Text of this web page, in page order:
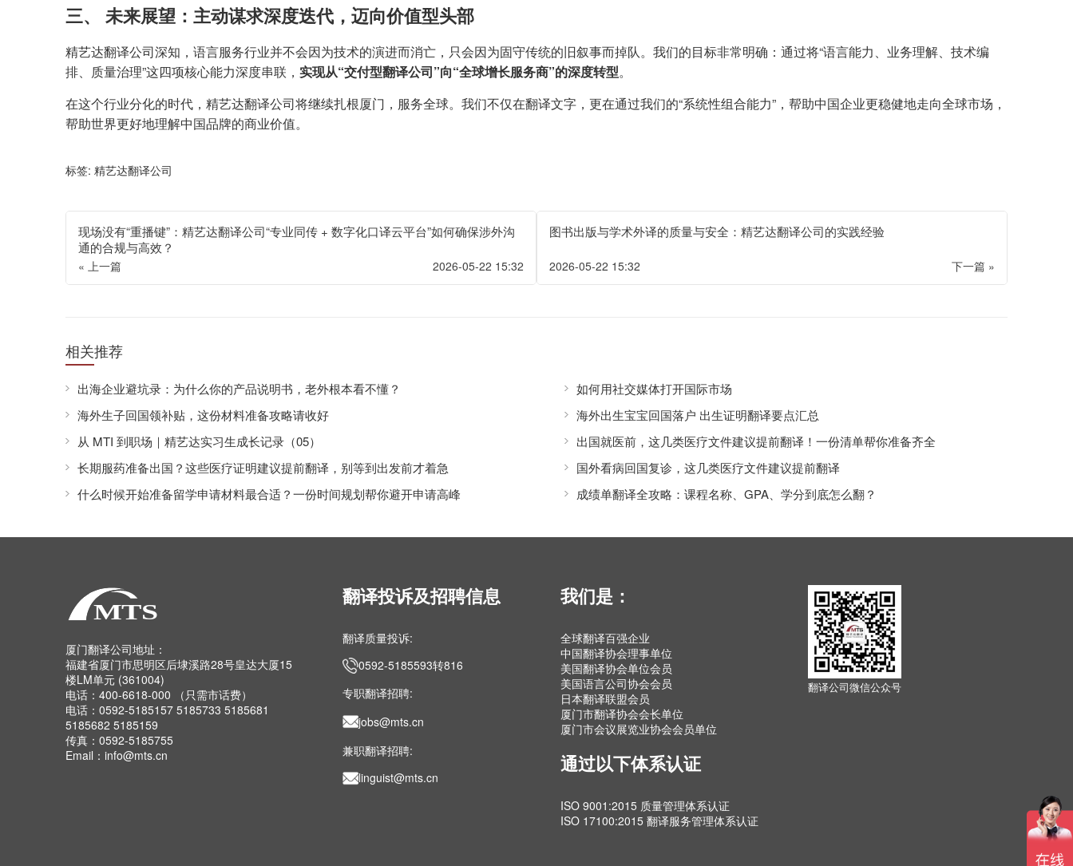
三、 未来展望：主动谋求深度迭代，迈向价值型头部
精艺达翻译公司深知，语言服务行业并不会因为技术的演进而消亡，只会因为固守传统的旧叙事而掉队。我们的目标非常明确：通过将“语言能力、业务理解、技术编
排、质量治理”这四项核心能力深度串联， 实现从“交付型翻译公司”向“全球增长服务商”的深度转型。
在这个行业分化的时代，精艺达翻译公司将继续扎根厦门，服务全球。我们不仅在翻译文字，更在通过我们的“系统性组合能力”，帮助中国企业更稳健地走向全球市场，
帮助世界更好地理解中国品牌的商业价值。
标签: 精艺达翻译公司
现场没有“重播键”：精艺达翻译公司“专业同传 + 数字化口译云平台”如何确保涉外沟
通的合规与高效？
« 上一篇 2026-05-22 15:32
图书出版与学术外译的质量与安全：精艺达翻译公司的实践经验
下一篇 »
2026-05-22 15:32
相关推荐
出海企业避坑录：为什么你的产品说明书，老外根本看不懂？
如何用社交媒体打开国际市场
海外生子回国领补贴，这份材料准备攻略请收好
海外出生宝宝回国落户 出生证明翻译要点汇总
从 MTI 到职场｜精艺达实习生成长记录（05）
出国就医前，这几类医疗文件建议提前翻译！一份清单帮你准备齐全
长期服药准备出国？这些医疗证明建议提前翻译，别等到出发前才着急
国外看病回国复诊，这几类医疗文件建议提前翻译
什么时候开始准备留学申请材料最合适？一份时间规划帮你避开申请高峰
成绩单翻译全攻略：课程名称、GPA、学分到底怎么翻？
厦门翻译公司地址：
福建省厦门市思明区后埭溪路28号皇达大厦15
楼LM单元 (361004)
电话：400-6618-000 （只需市话费）
电话：0592-5185157 5185733 5185681
5185682 5185159
传真：0592-5185755
Email：info@mts.cn
翻译投诉及招聘信息
翻译质量投诉:
0592-5185593转816
专职翻译招聘:
jobs@mts.cn
兼职翻译招聘:
linguist@mts.cn
我们是：
全球翻译百强企业
中国翻译协会理事单位
美国翻译协会单位会员
美国语言公司协会会员
日本翻译联盟会员
厦门市翻译协会会长单位
厦门市会议展览业协会会员单位
通过以下体系认证
ISO 9001:2015 质量管理体系认证
ISO 17100:2015 翻译服务管理体系认证
翻译公司微信公众号